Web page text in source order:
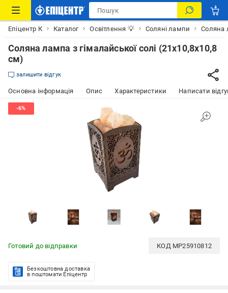
Епіцентр К Каталог Освітлення 💡 Соляні лампи Соляна
Соляна лампа з гімалайської солі (21х10,8х10,8
cм)
залишити відгук
Основна інформація Опис Характеристики Написати
Готовий до відправки КОД MP25910812
Безкоштовна доставка
в поштомати Епіцентр